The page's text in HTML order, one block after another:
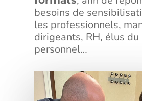
besoins de
les professionnels,
dirigeants, RH, élus du
personnel…